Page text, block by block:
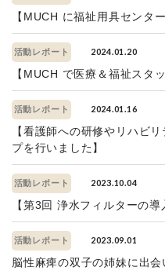
【MUCH に福祉用具センター
活動レポート 2024.01.20
【MUCH で医療＆福祉スタ
活動レポート 2024.01.16
【看護師への研修やリハビ
プを行いました】
活動レポート 2023.10.04
【第3回 浄水フィルターの導
活動レポート 2023.09.01
脳性麻痺の双子の姉妹に出会